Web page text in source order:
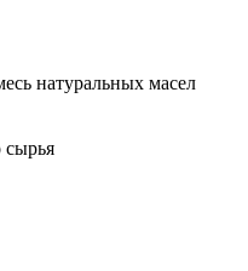
натуральных масел
сырья